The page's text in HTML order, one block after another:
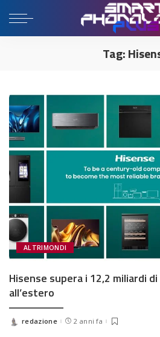
Tag:
ALTRIMONDI
Hisense supera i 12,2 miliardi
all’estero
Postedredazione 2 anni fa